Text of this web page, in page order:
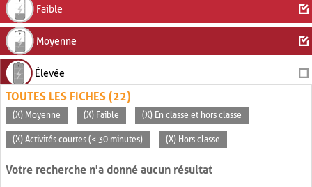
Faible
Moyenne
Élevée
TOUTES LES FICHES (22)
(X) Moyenne (X) Faible (X) En classe et hors classe
(X) Activités courtes (< 30 minutes) (X) Hors classe
Votre recherche n'a donné aucun résultat